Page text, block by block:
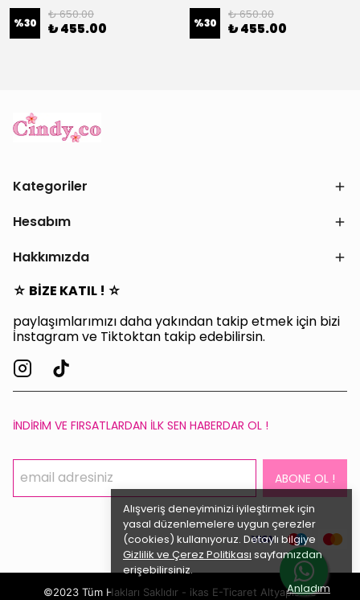
Alışveriş deneyiminizi iyileştirmek için
yasal düzenlemelere uygun çerezler
(cookies) kullanıyoruz. Detaylı bilgiye
Gizlilik ve Çerez Politikası sayfamızdan
erişebilirsiniz.
Anladım
%30
₺ 650.00
₺ 455.00 %30
₺ 650.00
₺ 455.00
Kategoriler
Hesabım
Hakkımızda
☆ BİZE KATIL ! ☆
paylaşımlarımızı daha yakından takip etmek için bizi
İnstagram ve Tiktoktan takip edebilirsin.
İNDİRİM VE FIRSATLARDAN İLK SEN HABERDAR OL !
ABONE OL !
©2023 Tüm Hakları Saklıdır - ikas E-Ticaret Altyapısı ile